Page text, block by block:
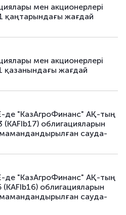
жеке
жеке
мен акционерлері
қаңтарындағы жағдай
мен акционерлері
жағдай
де "КазАгроФинанс" АҚ-тың
облигацияларын
сауда-
де "КазАгроФинанс" АҚ-тың
облигацияларын
сауда-